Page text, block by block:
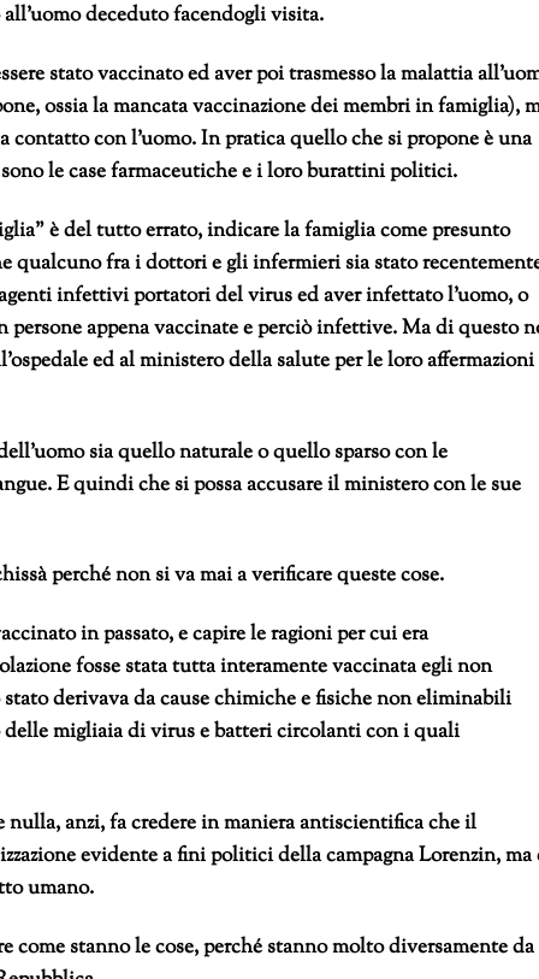
deceduto facendogli visita.
stato vaccinato ed aver poi trasmesso la malattia
ossia la mancata vaccinazione dei membri in famiglia),
con l’uomo. In pratica quello che si propone è una
le case farmaceutiche e i loro burattini politici.
è del tutto errato, indicare la famiglia come presunto
qualcuno fra i dottori e gli infermieri sia stato
infettivi portatori del virus ed aver infettato l’uomo, o
appena vaccinate e perciò infettive. Ma di questo
ed al ministero della salute per le loro affermazioni
sia quello naturale o quello sparso con le
E quindi che si possa accusare il ministero con le sue
perché non si va mai a verificare queste cose.
in passato, e capire le ragioni per cui era
fosse stata tutta interamente vaccinata egli non
derivava da cause chimiche e fisiche non eliminabili
delle migliaia di virus e batteri circolanti con i quali
anzi, fa credere in maniera antiscientifica che il
evidente a fini politici della campagna Lorenzin, ma
umano.
come stanno le cose, perché stanno molto diversamente da